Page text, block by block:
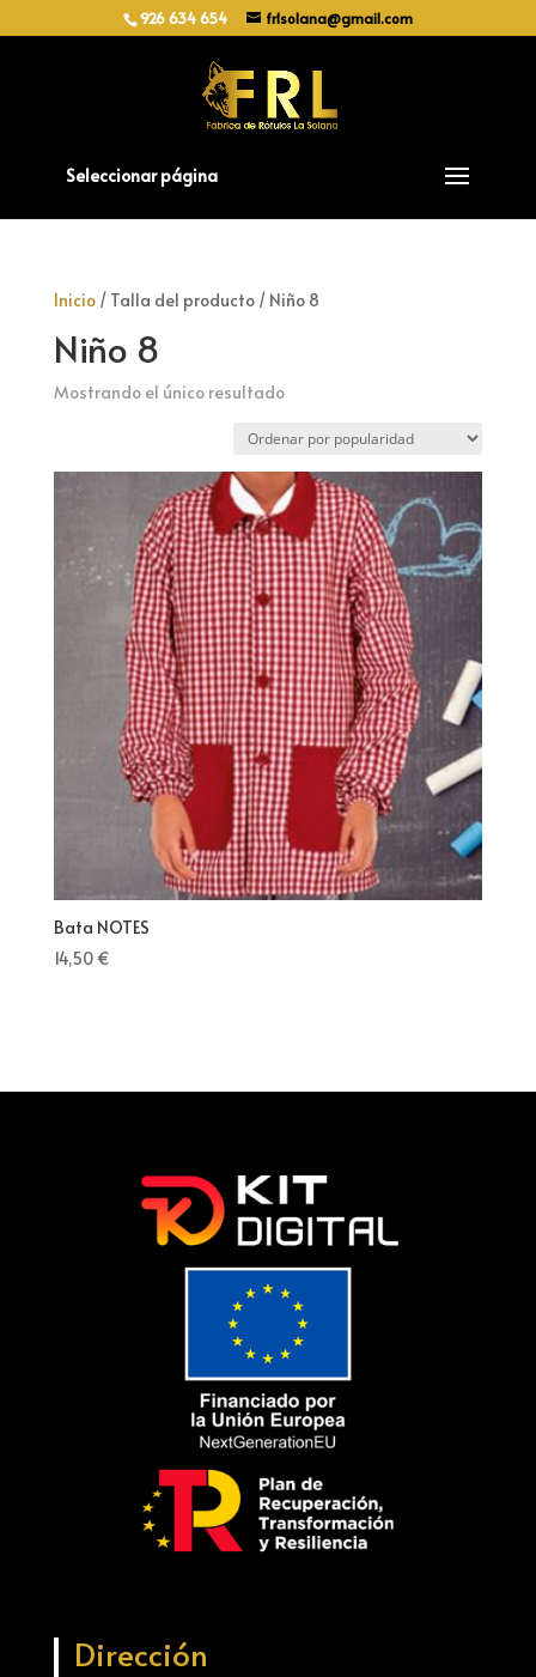
926 634 654 frlsolana@gmail.com
Seleccionar página
Inicio/ Talla del producto / Niño 8
Niño 8
Mostrando el único resultado
Bata NOTES
14,50€
Dirección